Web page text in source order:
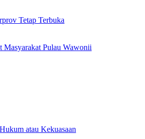
Tetap Terbuka
Masyarakat Pulau Wawonii
atau Kekuasaan